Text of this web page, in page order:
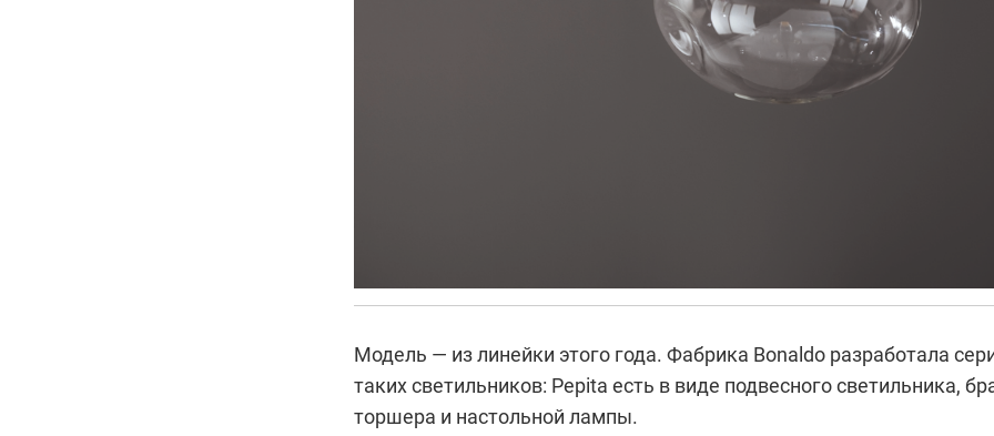
Модель — из линейки этого года. Фабрика Bonaldo разработала
таких светильников: Pepita есть в виде подвесного светильника,
торшера и настольной лампы.